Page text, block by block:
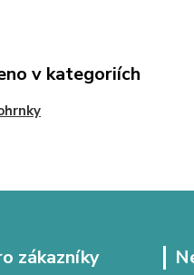
v kategoriích
zákazníky